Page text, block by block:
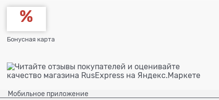
Бонусная карта
Мобильное приложение